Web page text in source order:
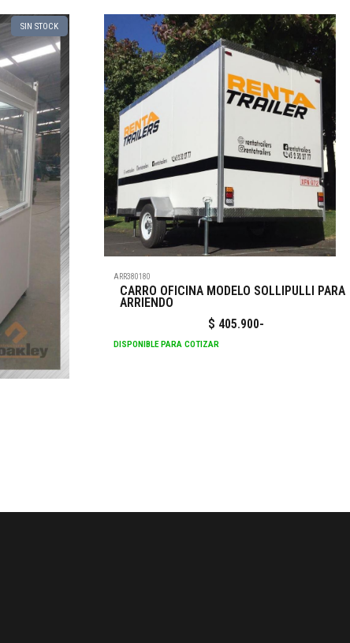
SIN STOCK
ARR380180
CARRO OFICINA MODELO SOLLIPULLI PARA
ARRIENDO
$ 405.900-
DISPONIBLE PARA COTIZAR